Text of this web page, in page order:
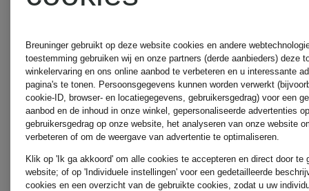
Breuninger gebruikt op deze website cookies en andere
toestemming gebruiken wij en onze partners (derde aanbieders) deze
winkelervaring en ons online aanbod te verbeteren en u interessante
pagina's te tonen. Persoonsgegevens kunnen worden verwerkt
cookie-ID, browser- en locatiegegevens, gebruikersgedrag) voor een
aanbod en de inhoud in onze winkel, gepersonaliseerde advertenties
gebruikersgedrag op onze website, het analyseren van onze website
verbeteren of om de weergave van advertentie te optimaliseren.
Klik op 'Ik ga akkoord' om alle cookies te accepteren en direct door te
website; of op 'Individuele instellingen' voor een gedetailleerde
cookies en een overzicht van de gebruikte cookies, zodat u uw